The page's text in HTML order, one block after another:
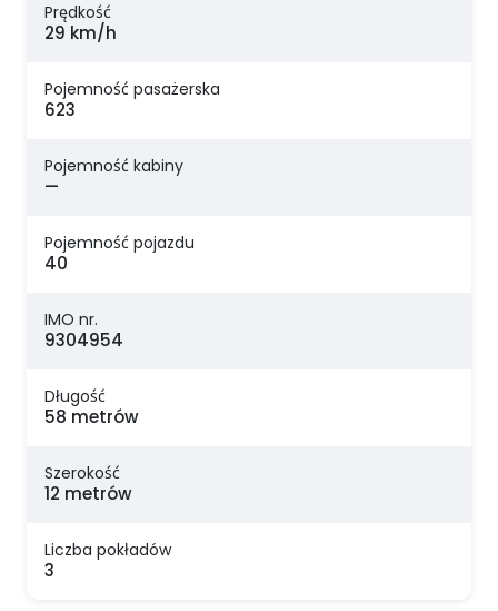
Prędkość
29 km/h
Pojemność pasażerska
623
Pojemność kabiny
—
Pojemność pojazdu
40
IMO nr.
9304954
Długość
58 metrów
Szerokość
12 metrów
Liczba pokładów
3